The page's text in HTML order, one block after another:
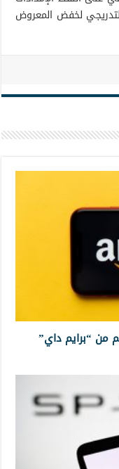
لخفض المعروض
من “برايم داي”